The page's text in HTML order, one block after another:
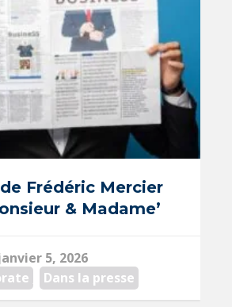
Frédéric Mercier
& Madame’
5, 2026
Dans la presse